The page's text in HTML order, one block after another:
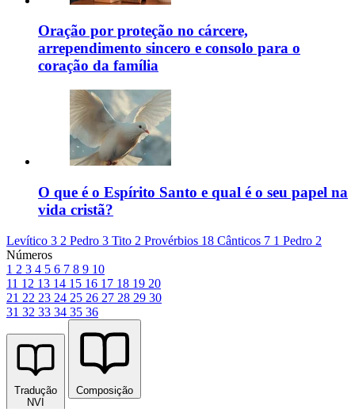
Oração por proteção no cárcere,
arrependimento sincero e consolo para o
coração da família
O que é o Espírito Santo e qual é o seu papel na
vida cristã?
Levítico 3 2 Pedro 3 Tito 2 Provérbios 18 Cânticos 7 1 Pedro 2
Números
1 2 3 4 5 6 7 8 9 10
11 12 13 14 15 16 17 18 19 20
21 22 23 24 25 26 27 28 29 30
31 32 33 34 35 36
Tradução
NVI
Composição